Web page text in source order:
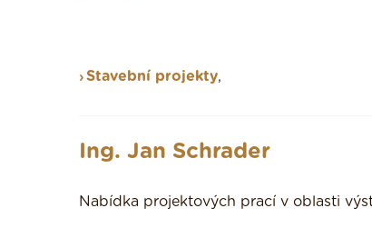
Stavební projekty,
Ing. Jan Schrader
Nabídka projektových prací v oblasti